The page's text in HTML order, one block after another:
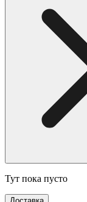
Тут пока пусто